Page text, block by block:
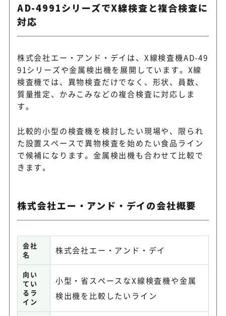
AD-4991シリーズでX線検査と複合検査に
対応
株式会社エー・アンド・デイは、X線検査機AD-49
91シリーズや金属検出機を展開しています。X線
検査機では、異物検査だけでなく、形状、員数、
質量推定、かみこみなどの複合検査に対応しま
す。
比較的小型の検査機を検討したい現場や、限られ
た設置スペースで異物検査を始めたい食品ライン
で候補になります。金属検出機も合わせて比較で
きます。
株式会社エー・アンド・デイの会社概要
会社
名
株式会社エー・アンド・デイ
向い
てい
るラ
イン
小型・省スペースなX線検査機や金属
検出機を比較したいライン